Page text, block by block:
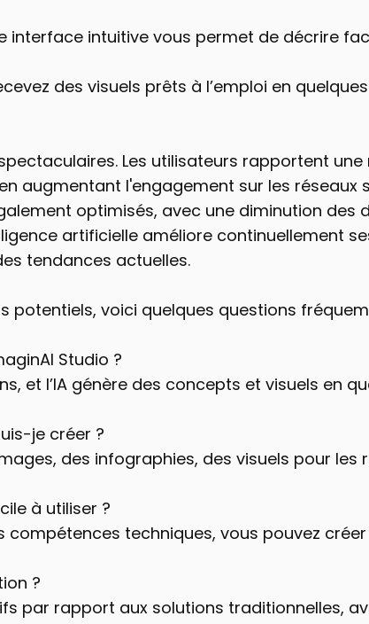
interface intuitive vous permet de décrire
des visuels prêts à l’emploi en
Les utilisateurs rapportent
augmentant l'engagement sur les réseaux
optimisés, avec une diminution des
artificielle améliore continuellement
tendances actuelles.
potentiels, voici quelques questions
Studio ?
et l’IA génère des concepts et visuels en
je créer ?
des infographies, des visuels pour les
à utiliser ?
compétences techniques, vous pouvez
?
par rapport aux solutions traditionnelles,